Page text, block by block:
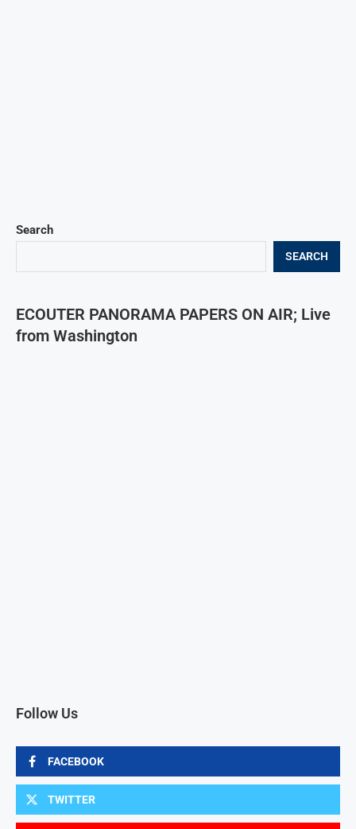
Search
SEARCH
ECOUTER PANORAMA PAPERS ON AIR; Live
from Washington
Follow Us
FACEBOOK
TWITTER